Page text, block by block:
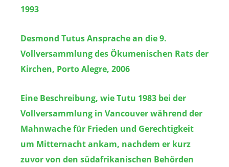
1993
Desmond Tutus Ansprache an die 9.
Vollversammlung des Ökumenischen Rats der
Kirchen, Porto Alegre, 2006
Eine Beschreibung, wie Tutu 1983 bei der
Vollversammlung in Vancouver während der
Mahnwache für Frieden und Gerechtigkeit
um Mitternacht ankam, nachdem er kurz
zuvor von den südafrikanischen Behörden